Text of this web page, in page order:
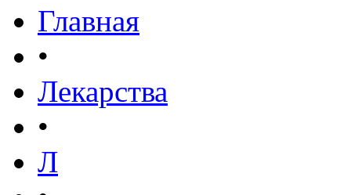
Главная
•
Лекарства
•
Л